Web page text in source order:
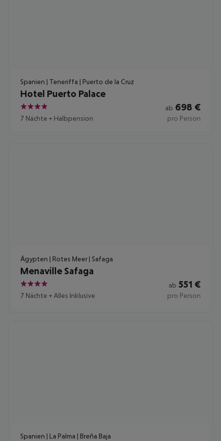
Spanien | Teneriffa | Puerto de la Cruz
Hotel Puerto Palace
4
7 Nächte + Halbpension
ab 698 €
pro Person
Ägypten | Rotes Meer | Safaga
Menaville Safaga
4
7 Nächte +Alles Inklusive
ab 551 €
pro Person
Spanien | La Palma | Breña Baja